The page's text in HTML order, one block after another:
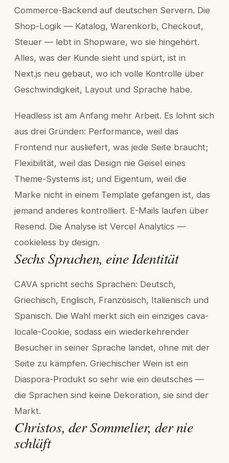
Commerce-Backend auf deutschen Servern. Die
Shop-Logik — Katalog, Warenkorb, Checkout,
Steuer — lebt in Shopware, wo sie hingehört.
Alles, was der Kunde sieht und spürt, ist in
Next.js neu gebaut, wo ich volle Kontrolle über
Geschwindigkeit, Layout und Sprache habe.
Headless ist am Anfang mehr Arbeit. Es lohnt sich
aus drei Gründen: Performance, weil das
Frontend nur ausliefert, was jede Seite braucht;
Flexibilität, weil das Design nie Geisel eines
Theme-Systems ist; und Eigentum, weil die
Marke nicht in einem Template gefangen ist, das
jemand anderes kontrolliert. E-Mails laufen über
Resend. Die Analyse ist Vercel Analytics —
cookieless by design.
Sechs Sprachen, eine Identität
CAVA spricht sechs Sprachen: Deutsch,
Griechisch, Englisch, Französisch, Italienisch und
Spanisch. Die Wahl merkt sich ein einziges cava-
locale-Cookie, sodass ein wiederkehrender
Besucher in seiner Sprache landet, ohne mit der
Seite zu kämpfen. Griechischer Wein ist ein
Diaspora-Produkt so sehr wie ein deutsches —
die Sprachen sind keine Dekoration, sie sind der
Markt.
Christos, der Sommelier, der nie
schläft